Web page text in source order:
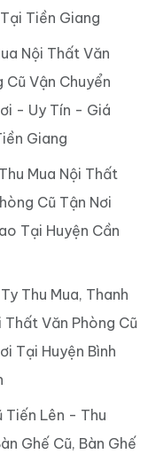
Tiền Giang
Nội Thất Văn
Cũ Vận Chuyển
- Uy Tín - Giá
Giang
Mua Nội Thất
Cũ Tận Nơi
Tại Huyện Cần
Thu Mua, Thanh
Thất Văn Phòng Cũ
Tại Huyện Bình
Tiến Lên - Thu
Ghế Cũ, Bàn Ghế